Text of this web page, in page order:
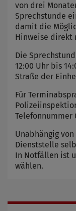
von drei
Sprechstunde
damit die
Hinweise direkt
Die
12:00 Uhr bis
Straße der
Für
Telefonnummer
Unabhängig
Dienststelle
In Notfällen ist
wählen.